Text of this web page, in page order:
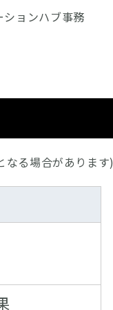
ョンハブ事務
なる場合があります)